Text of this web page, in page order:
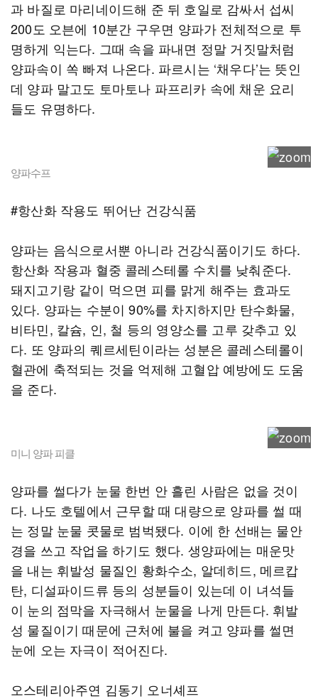
과 바질로 마리네이드해 준 뒤 호일로 감싸서 섭씨
200도 오븐에 10분간 구우면 양파가 전체적으로 투
명하게 익는다. 그때 속을 파내면 정말 거짓말처럼
양파속이 쏙 빠져 나온다. 파르시는 ‘채우다’는 뜻인
데 양파 말고도 토마토나 파프리카 속에 채운 요리
들도 유명하다.
양파수프
#항산화 작용도 뛰어난 건강식품
양파는 음식으로서뿐 아니라 건강식품이기도 하다.
항산화 작용과 혈중 콜레스테롤 수치를 낮춰준다.
돼지고기랑 같이 먹으면 피를 맑게 해주는 효과도
있다. 양파는 수분이 90%를 차지하지만 탄수화물,
비타민, 칼슘, 인, 철 등의 영양소를 고루 갖추고 있
다. 또 양파의 퀘르세틴이라는 성분은 콜레스테롤이
혈관에 축적되는 것을 억제해 고혈압 예방에도 도움
을 준다.
미니 양파 피클
양파를 썰다가 눈물 한번 안 흘린 사람은 없을 것이
다. 나도 호텔에서 근무할 때 대량으로 양파를 썰 때
는 정말 눈물 콧물로 범벅됐다. 이에 한 선배는 물안
경을 쓰고 작업을 하기도 했다. 생양파에는 매운맛
을 내는 휘발성 물질인 황화수소, 알데히드, 메르캅
탄, 디설파이드류 등의 성분들이 있는데 이 녀석들
이 눈의 점막을 자극해서 눈물을 나게 만든다. 휘발
성 물질이기 때문에 근처에 불을 켜고 양파를 썰면
눈에 오는 자극이 적어진다.
오스테리아주연 김동기 오너셰프